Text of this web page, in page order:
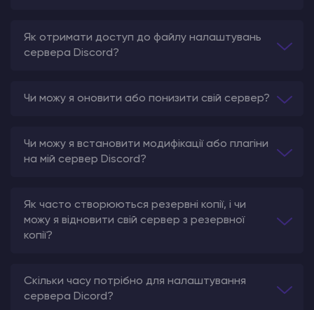
Як отримати доступ до файлу налаштувань
сервера Discord?
Чи можу я оновити або понизити свій сервер?
Чи можу я встановити модифікації або плагіни
на мій сервер Discord?
Як часто створюються резервні копії, і чи
можу я відновити свій сервер з резервної
копії?
Скільки часу потрібно для налаштування
сервера Dicord?